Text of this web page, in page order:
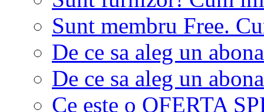
Sunt membru Free.
De ce sa aleg un
De ce sa aleg un
Ce este o OFERTA